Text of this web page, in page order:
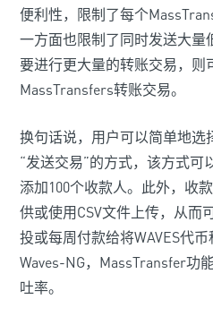
便利性，限制了每个
一方面也限制了同时发送大量
要进行更大量的转账交易，则
MassTransfers转账交易。
换句话说，用户可以简单地选
“发送交易”的方式，该方式可
添加100个收款人。此外，收
供或使用CSV文件上传，从而
投或每周付款给将WAVES代
Waves-NG，MassTransfer功
吐率。